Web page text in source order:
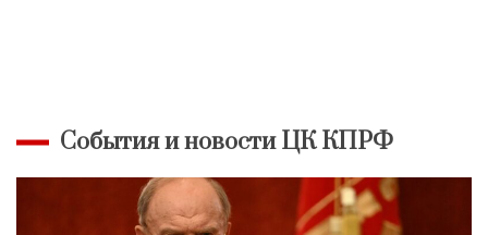
События и новости ЦК КПРФ